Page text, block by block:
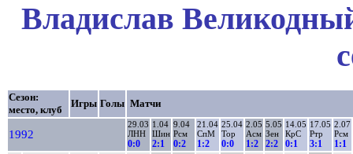
Владислав
Сезон:
место, клуб
Игры Голы Матчи
1992
29.03
ЛНН
0:0
1.04
Шин
2:1
9.04
Рсм
0:2
21.04
СпМ
1:2
25.04
Тор
0:0
2.05
Асм
1:2
5.05
Зен
2:2
14.05
КрС
0:1
17.05
Ртр
3:1
2.07
Рсм
1:1